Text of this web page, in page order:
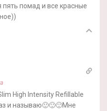
помад и все красные
High Intensity Refillable
и называю🙂🙂🙂Мне